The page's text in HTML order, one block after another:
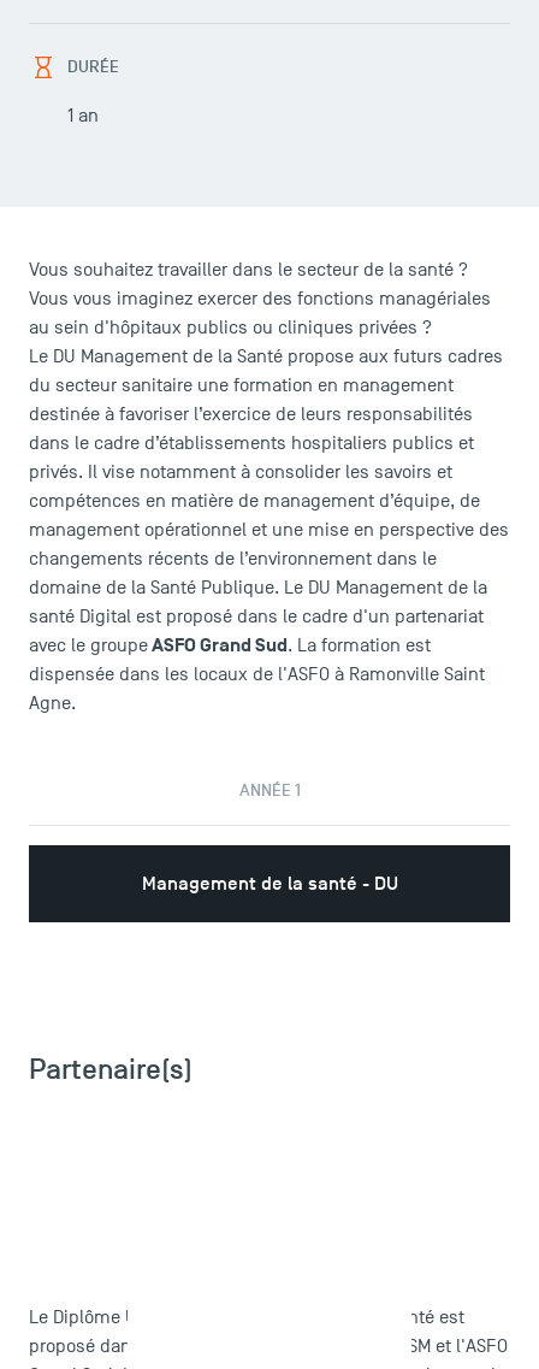
Accréditations
Agenda
DURÉE
1 an
Vous souhaitez travailler dans le secteur de la santé ?
Vous vous imaginez exercer des fonctions managériales
au sein d'hôpitaux publics ou cliniques privées ?
Le DU Management de la Santé propose aux futurs cadres
du secteur sanitaire une formation en management
destinée à favoriser l’exercice de leurs responsabilités
dans le cadre d’établissements hospitaliers publics et
privés. Il vise notamment à consolider les savoirs et
compétences en matière de management d’équipe, de
management opérationnel et une mise en perspective des
changements récents de l’environnement dans le
domaine de la Santé Publique. Le DU Management de la
santé Digital est proposé dans le cadre d'un partenariat
avec le groupeASFO Grand Sud. La formation est
dispensée dans les locaux de l'ASFO à Ramonville Saint
Agne.
ANNÉE 1
Management de la santé - DU
Partenaire(s)
Le Diplôme Universitaire Management de la Santé est
proposé dans le cadre d’un partenariat entre TSM et l'ASFO